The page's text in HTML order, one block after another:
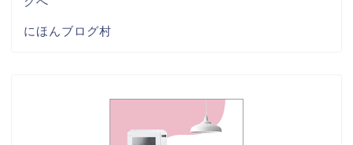
にほんブログ村